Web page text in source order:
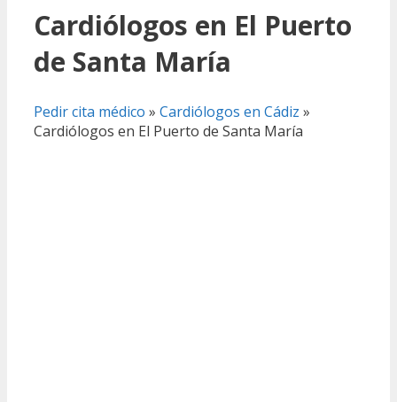
Cardiólogos en El Puerto
de Santa María
Pedir cita médico » Cardiólogos en Cádiz »
Cardiólogos en El Puerto de Santa María